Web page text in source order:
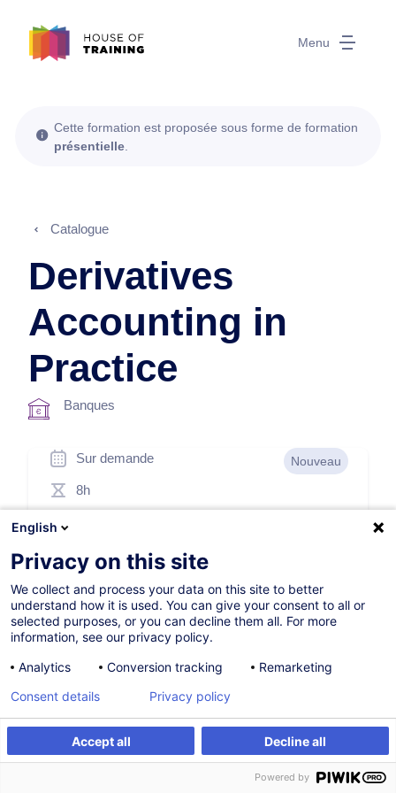
Menu
Être alerté Formation sur mesure
Cette formation est proposée sous forme de formation
présentielle
Catalogue
Derivatives
Accounting in
Practice
Banques
Nouveau
Sur demande
8h
Cours du jour
English
012252
Être alerté
Formation sur mesure
English
Privacy on this site
We collect and process your data on this site to better
understand how it is used. You can give your consent to all or
selected purposes, or you can decline them all. For more
information, see our privacy policy.
Analytics
Conversion tracking Remarketing
Accept all Decline all
Consent details Privacy policy
Powered by